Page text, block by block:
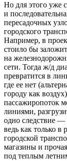
Но для этого уже
и
пересадочных
городского
Например, в
стоило бы
на
сети. Тогда ж/д
превратится в
где ее нет
городу как
пассажиропоток
линиями,
одно следствие —
ведь как только
городской
магазины и
под теплым